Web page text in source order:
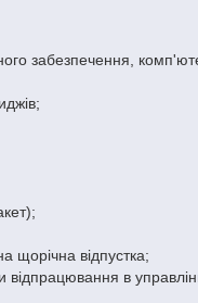
забезпечення,
щорічна відпустка;
в